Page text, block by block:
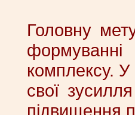
Головну
формуванні
комплексу. У
свої
підвищення